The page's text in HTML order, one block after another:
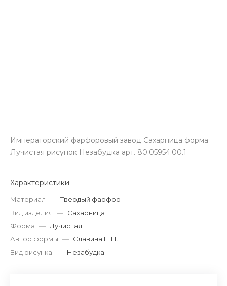
Императорский фарфоровый завод Сахарница форма
Лучистая рисунок Незабудка арт. 80.05954.00.1
Характеристики
Материал — Твердый фарфор
Вид изделия — Сахарница
Форма — Лучистая
Автор формы — Славина Н.П.
Вид рисунка — Незабудка